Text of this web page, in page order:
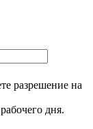
разрешение на
дня.